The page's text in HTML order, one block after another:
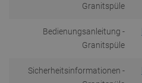
Granitspüle
Bedienungsanleitung -
Granitspüle
Sicherheitsinformationen -